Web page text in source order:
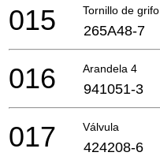
Tornillo de
015 265A48-7
Arandela 4
016 941051-3
Válvula
017 424208-6